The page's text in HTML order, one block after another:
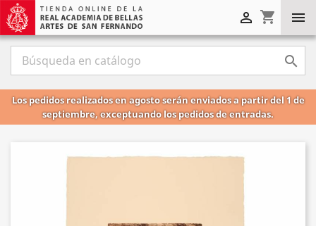

shopping_cart


Los pedidos realizados en agosto serán enviados a partir del 1 de
septiembre, exceptuando los pedidos de entradas.